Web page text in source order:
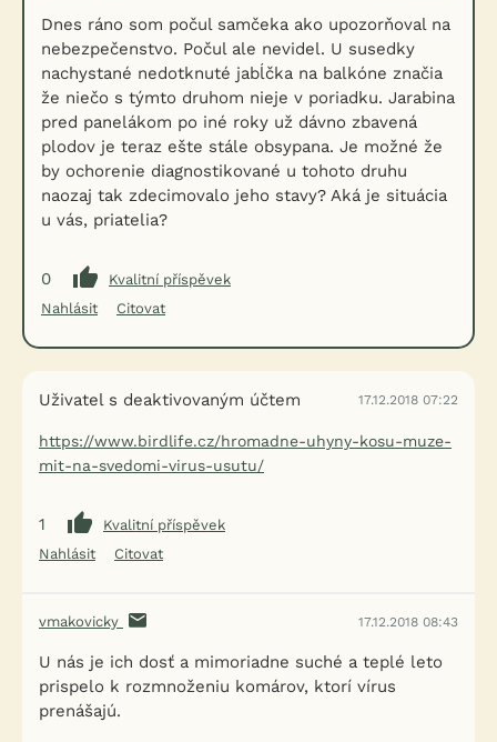
Dnes ráno som počul samčeka ako upozorňoval na
nebezpečenstvo. Počul ale nevidel. U susedky
nachystané nedotknuté jabĺčka na balkóne značia
že niečo s týmto druhom nieje v poriadku. Jarabina
pred panelákom po iné roky už dávno zbavená
plodov je teraz ešte stále obsypana. Je možné že
by ochorenie diagnostikované u tohoto druhu
naozaj tak zdecimovalo jeho stavy? Aká je situácia
u vás, priatelia?
0
Kvalitní příspěvek
Nahlásit
Citovat
Uživatel s deaktivovaným účtem 17.12.2018 07:22
https://www.birdlife.cz/hromadne-uhyny-kosu-muze-
mit-na-svedomi-virus-usutu/
1
Kvalitní příspěvek
Nahlásit
Citovat
vmakovicky 17.12.2018 08:43
U nás je ich dosť a mimoriadne suché a teplé leto
prispelo k rozmnoženiu komárov, ktorí vírus
prenášajú.